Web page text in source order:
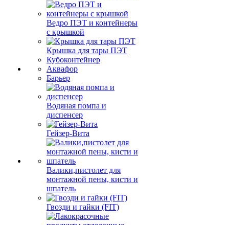
Ведро ПЭТ и контейнеры
с крышкой
Крышка для тары ПЭТ
Кубоконтейнер
Аквафор
Барьер
Водяная помпа и
диспенсер
Гейзер-Вита
Валики,пистолет для
монтажной пены, кисти и
шпатель
Гвозди и гайки (FIT)